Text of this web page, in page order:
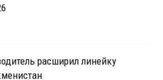
расширил линейку